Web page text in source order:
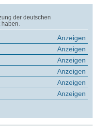
der deutschen
haben.
Anzeigen
Anzeigen
Anzeigen
Anzeigen
Anzeigen
Anzeigen